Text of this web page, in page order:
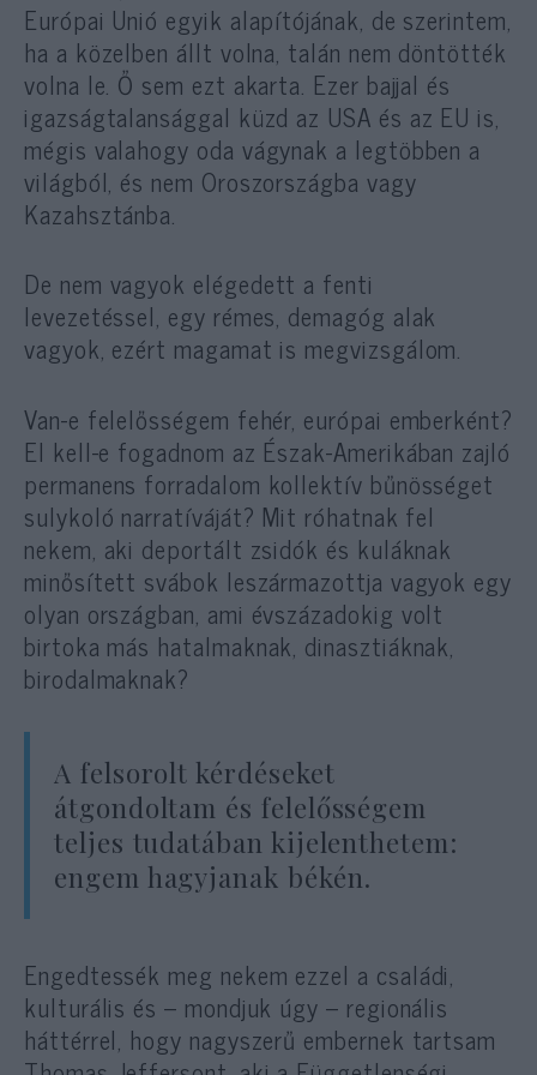
Európai Unió egyik alapítójának, de szerintem,
ha a közelben állt volna, talán nem döntötték
volna le. Ő sem ezt akarta. Ezer bajjal és
igazságtalansággal küzd az USA és az EU is,
mégis valahogy oda vágynak a legtöbben a
világból, és nem Oroszországba vagy
Kazahsztánba.
De nem vagyok elégedett a fenti
levezetéssel, egy rémes, demagóg alak
vagyok, ezért magamat is megvizsgálom.
Van-e felelősségem fehér, európai emberként?
El kell-e fogadnom az Észak-Amerikában zajló
permanens forradalom kollektív bűnösséget
sulykoló narratíváját? Mit róhatnak fel
nekem, aki deportált zsidók és kuláknak
minősített svábok leszármazottja vagyok egy
olyan országban, ami évszázadokig volt
birtoka más hatalmaknak, dinasztiáknak,
birodalmaknak?
A felsorolt kérdéseket
átgondoltam és felelősségem
teljes tudatában kijelenthetem:
engem hagyjanak békén.
Engedtessék meg nekem ezzel a családi,
kulturális és – mondjuk úgy – regionális
háttérrel, hogy nagyszerű embernek tartsam